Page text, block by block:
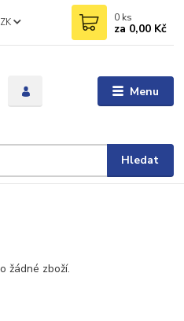
Menu
Hledat
0 ks
za 0,00 Kč
žádné zboží.